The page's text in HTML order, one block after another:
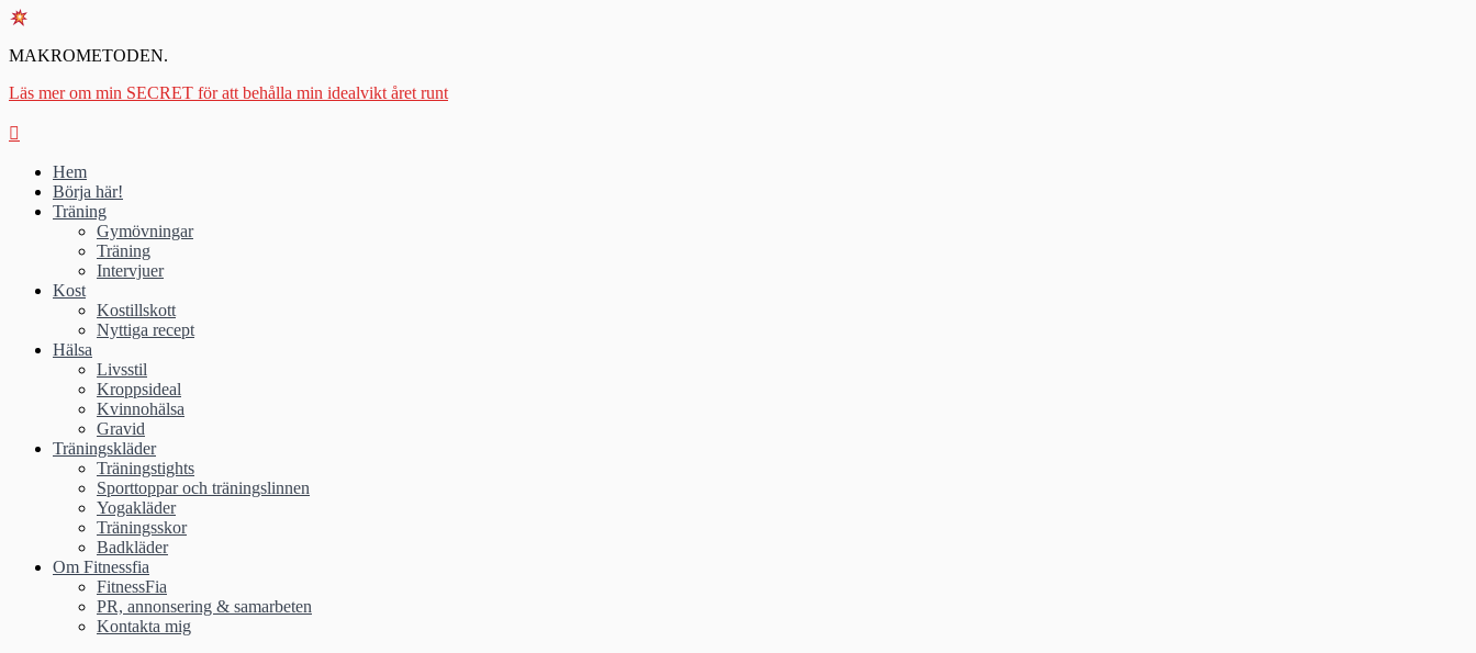
MAKROMETODEN.
Läs mer om min SECRET för att behålla min idealvikt året runt
Hem
Börja här!
Träning
Gymövningar
Träning
Intervjuer
Kost
Kostillskott
Nyttiga recept
Hälsa
Livsstil
Kroppsideal
Kvinnohälsa
Gravid
Träningskläder
Träningstights
Sporttoppar och träningslinnen
Yogakläder
Träningsskor
Badkläder
Om Fitnessfia
FitnessFia
PR, annonsering & samarbeten
Kontakta mig